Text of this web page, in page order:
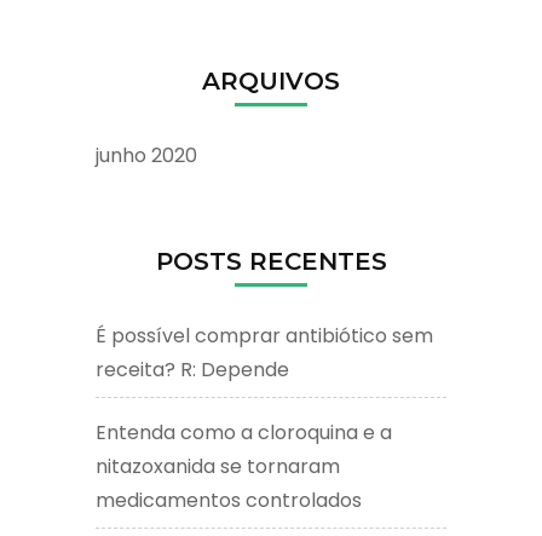
ARQUIVOS
junho 2020
POSTS RECENTES
É possível comprar antibiótico sem
receita? R: Depende
Entenda como a cloroquina e a
nitazoxanida se tornaram
medicamentos controlados